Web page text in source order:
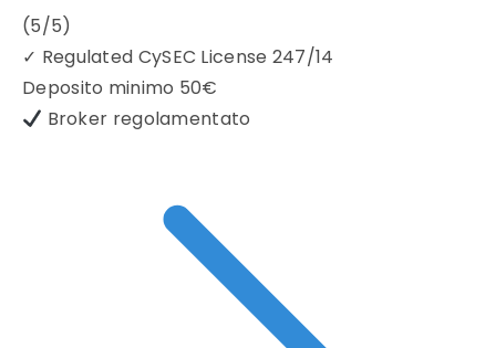
(5/5)
✓ Regulated CySEC License 247/14
Deposito minimo 50€
Broker regolamentato